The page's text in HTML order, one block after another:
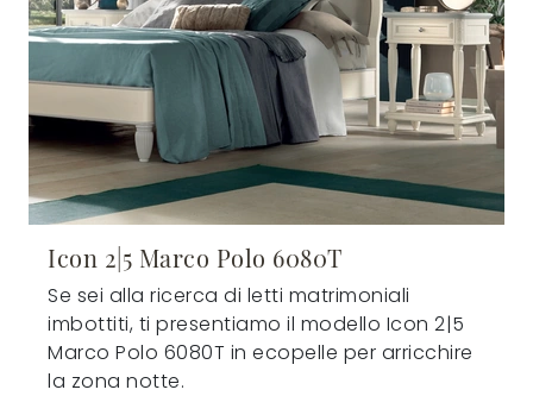
Icon 2|5 Marco Polo 6080T
Se sei alla ricerca di letti matrimoniali
imbottiti, ti presentiamo il modello Icon 2|5
Marco Polo 6080T in ecopelle per arricchire
la zona notte.